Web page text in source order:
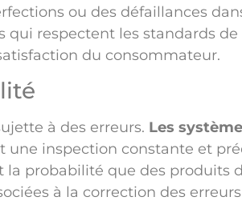
ou des défaillances
qui respectent les standards
du consommateur.
à des erreurs. Les
une inspection constante et
probabilité que des produits
à la correction des